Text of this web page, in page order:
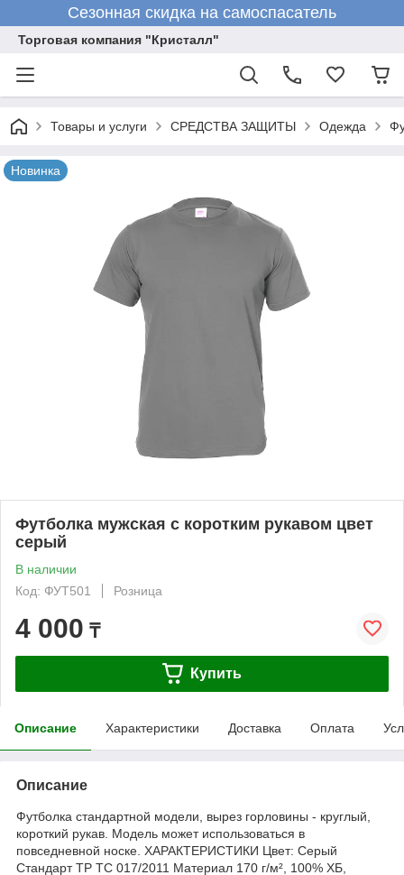
Сезонная скидка на самоспасатель
Торговая компания "Кристалл"
Товары и услуги СРЕДСТВА ЗАЩИТЫ Одежда
Новинка
Футболка мужская с коротким рукавом цвет
серый
В наличии
Код: ФУТ501
Розница
4 000 ₸
Купить
Описание Характеристики Доставка Оплата
Описание
Футболка стандартной модели, вырез горловины - круглый,
короткий рукав. Модель может использоваться в
повседневной носке. ХАРАКТЕРИСТИКИ Цвет: Серый
Стандарт ТР ТС 017/2011 Материал 170 г/м², 100% ХБ,